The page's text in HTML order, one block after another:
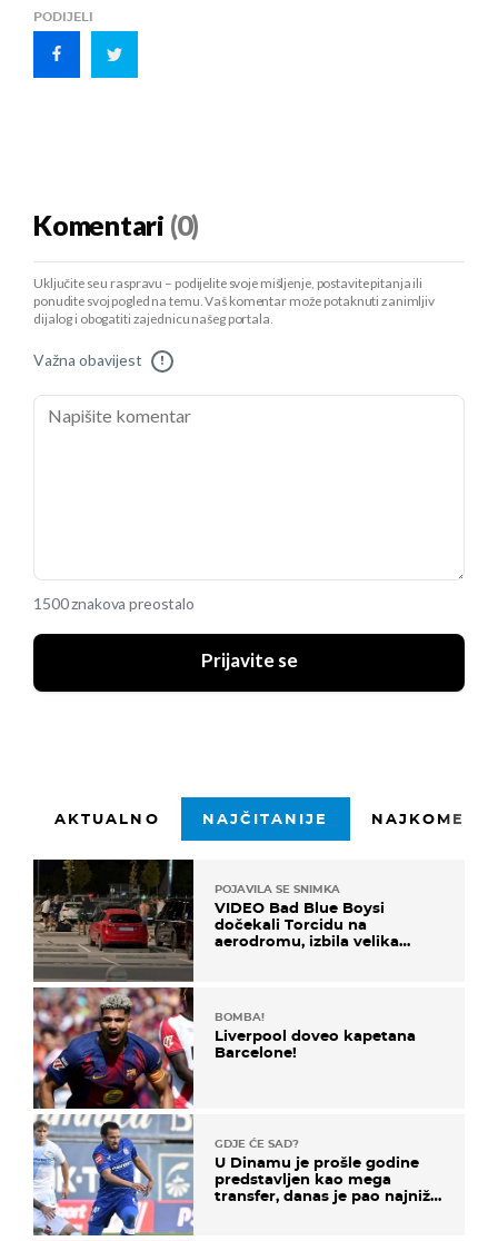
PODIJELI
Komentari (0)
Uključite se u raspravu – podijelite svoje mišljenje, postavite pitanja ili
ponudite svoj pogled na temu. Vaš komentar može potaknuti zanimljiv
dijalog i obogatiti zajednicu našeg portala.
Važna obavijest !
1500 znakova preostalo
Prijavite se
AKTUALNO NAJČITANIJE
POJAVILA SE SNIMKA
VIDEO Bad Blue Boysi
dočekali Torcidu na
aerodromu, izbila velika
BOMBA!
Liverpool doveo kapetana
Barcelone!
GDJE ĆE SAD?
U Dinamu je prošle godine
predstavljen kao mega
transfer, danas je pao najniže